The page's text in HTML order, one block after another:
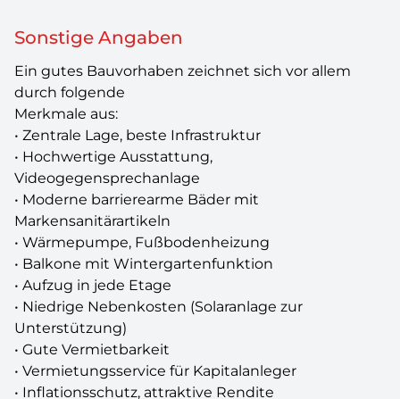
Sonstige Angaben
Ein gutes Bauvorhaben zeichnet sich vor allem
durch folgende
Merkmale aus:
• Zentrale Lage, beste Infrastruktur
• Hochwertige Ausstattung,
Videogegensprechanlage
• Moderne barrierearme Bäder mit
Markensanitärartikeln
• Wärmepumpe, Fußbodenheizung
• Balkone mit Wintergartenfunktion
• Aufzug in jede Etage
• Niedrige Nebenkosten (Solaranlage zur
Unterstützung)
• Gute Vermietbarkeit
• Vermietungsservice für Kapitalanleger
• Inflationsschutz, attraktive Rendite